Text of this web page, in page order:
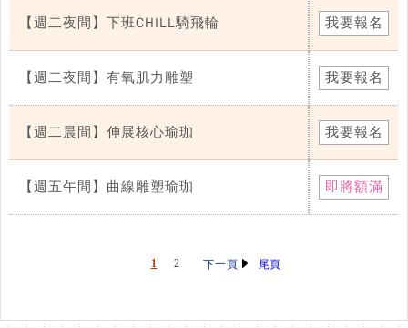
【週二夜間】下班CHILL騎飛輪 我要報名
【週二夜間】有氧肌力雕塑 我要報名
【週二晨間】伸展核心瑜珈 我要報名
【週五午間】曲線雕塑瑜珈 即將額滿
1 2 下一頁 尾頁